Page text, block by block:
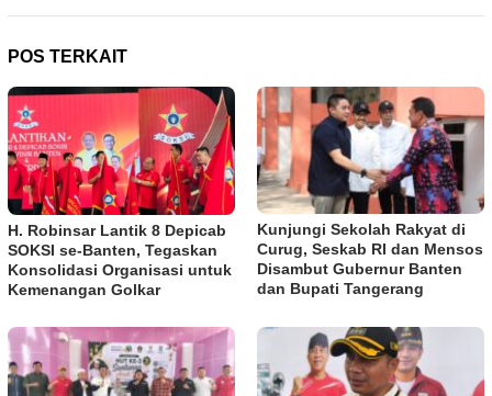
POS TERKAIT
H. Robinsar Lantik 8 Depicab
SOKSI se-Banten, Tegaskan
Konsolidasi Organisasi untuk
Kemenangan Golkar
Kunjungi Sekolah Rakyat di
Curug, Seskab RI dan Mensos
Disambut Gubernur Banten
dan Bupati Tangerang